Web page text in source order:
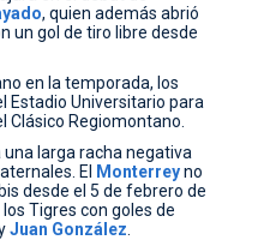
, quien además abrió
un gol de tiro libre desde
en la temporada, los
Estadio Universitario para
Clásico Regiomontano.
una larga racha negativa
El Monterreyno
desde el 5 de febrero de
Tigres con goles de
Juan González